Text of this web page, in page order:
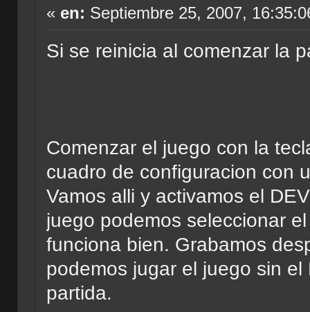
« en: Septiembre 25, 2007,
Si se reinicia al comenzar la
Comenzar el juego con la
cuadro de configuracion con
Vamos alli y activamos el
juego podemos seleccionar
funciona bien. Grabamos
podemos jugar el juego sin
partida.